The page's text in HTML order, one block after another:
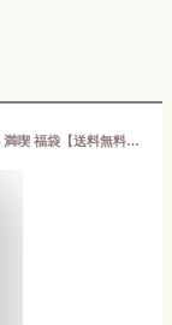
台湾肉圓（バーワン）入 本場t台湾B級グルメ 満喫 福袋【送料無料】台湾肉圓（台湾バーワン） 水餃子 もち米ソーセージ（糯米腸） 大根餅 いか団子 腸詰 ルーローハン 鶏がらスープ ライチ 台湾 食品 台湾物産 館 台湾 台湾祭 台湾 小 集